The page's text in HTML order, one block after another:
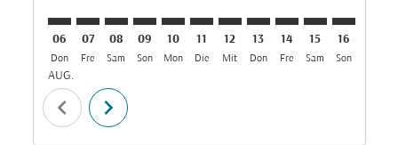
06
Don
AUG.
07
Fre
08
Sam
09
Son
10
Mon
11
Die
12
Mit
13
Don
14
Fre
15
Sam
16
Son
chevron_left chevron_right